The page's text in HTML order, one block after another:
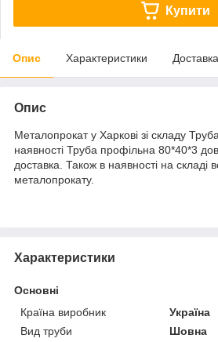
Купити
Опис Характеристики Доставка
Опис
Металопрокат у Харкові зі складу
наявності Труба профільна 80*40*3
доставка. Також в наявності на складі
металопрокату.
Характеристики
Основні
Країна виробник
Україна
Вид труби
Шовна